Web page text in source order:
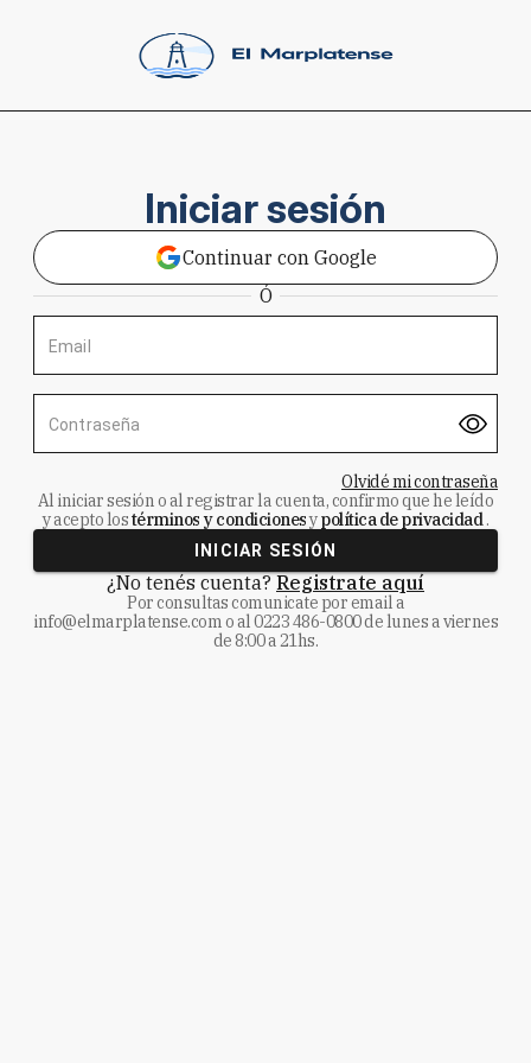
Iniciar sesión
Continuar con Google
Ó
Email
Contraseña
Olvidé mi contraseña
Al iniciar sesión o al registrar la cuenta, confirmo que he leído
y acepto lostérminos y condicionesypolítica de privacidad.
INICIAR SESIÓN
¿No tenés cuenta? Registrate aquí
Por consultas comunicate por email a
info@elmarplatense.como al0223 486-0800de lunes a viernes
de 8:00 a 21hs.